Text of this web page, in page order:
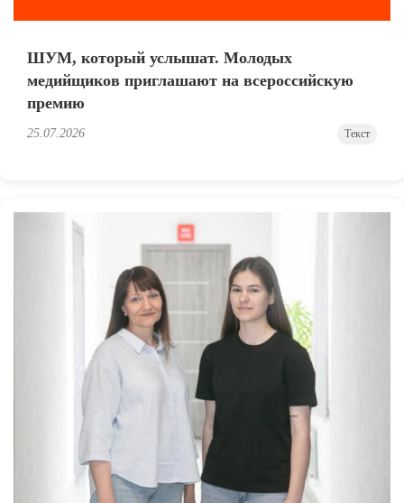
ШУМ, который услышат. Молодых
медийщиков приглашают на всероссийскую
премию
25.07.2026 Текст